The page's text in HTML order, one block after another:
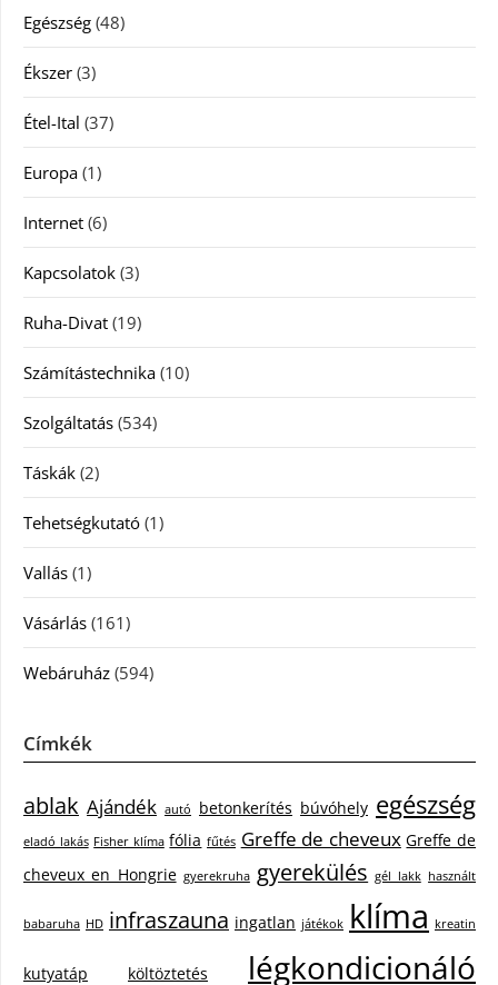
Egészség (48)
Ékszer (3)
Étel-Ital (37)
Europa (1)
Internet (6)
Kapcsolatok (3)
Ruha-Divat (19)
Számítástechnika (10)
Szolgáltatás (534)
Táskák (2)
Tehetségkutató (1)
Vallás (1)
Vásárlás (161)
Webáruház (594)
Címkék
ablak Ajándék autó betonkerítés búvóhely egészség
eladó lakás Fisher klíma fólia fűtés Greffe de cheveux Greffe de
cheveux en Hongrie gyerekruha gyerekülés gél lakk használt
babaruha HD infraszauna ingatlan játékok klíma kreatin
kutyatáp költöztetés légkondicionáló